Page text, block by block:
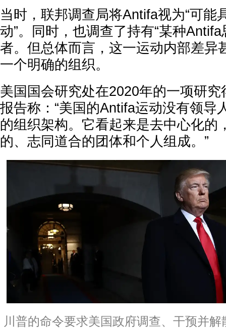
当时，联邦调查局将Antifa视为“可能
动”。同时，也调查了持有“某种
者。但总体而言，这一运动内部差异
一个明确的组织。
美国国会研究处在2020年的一项研
报告称：“美国的Antifa运动没有领导
的组织架构。它看起来是去中心化的
的、志同道合的团体和个人组成。”
川普的命令要求美国政府调查、干预并